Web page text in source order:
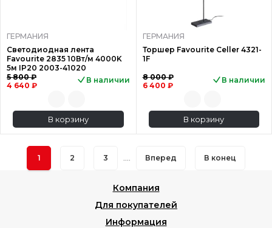
ГЕРМАНИЯ
Светодиодная лента
Favourite 2835 10Вт/м 4000K
5м IP20 2003-41020
5 800 ₽
4 640 ₽
В наличии
В корзину
ГЕРМАНИЯ
Торшер Favourite Celler 4321-
1F
8 000 ₽
6 400 ₽
В наличии
В корзину
1 2 3 Вперед В конец
Компания
Для покупателей
Информация